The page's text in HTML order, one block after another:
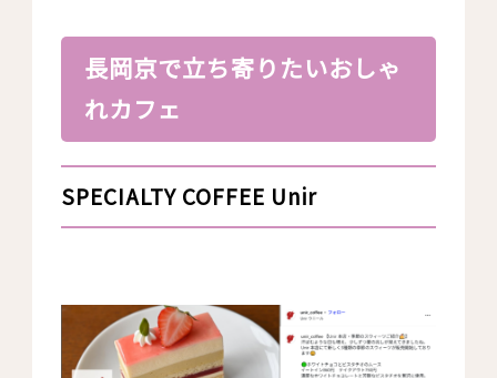
長岡京で立ち寄りたいおしゃ
れカフェ
SPECIALTY COFFEE Unir